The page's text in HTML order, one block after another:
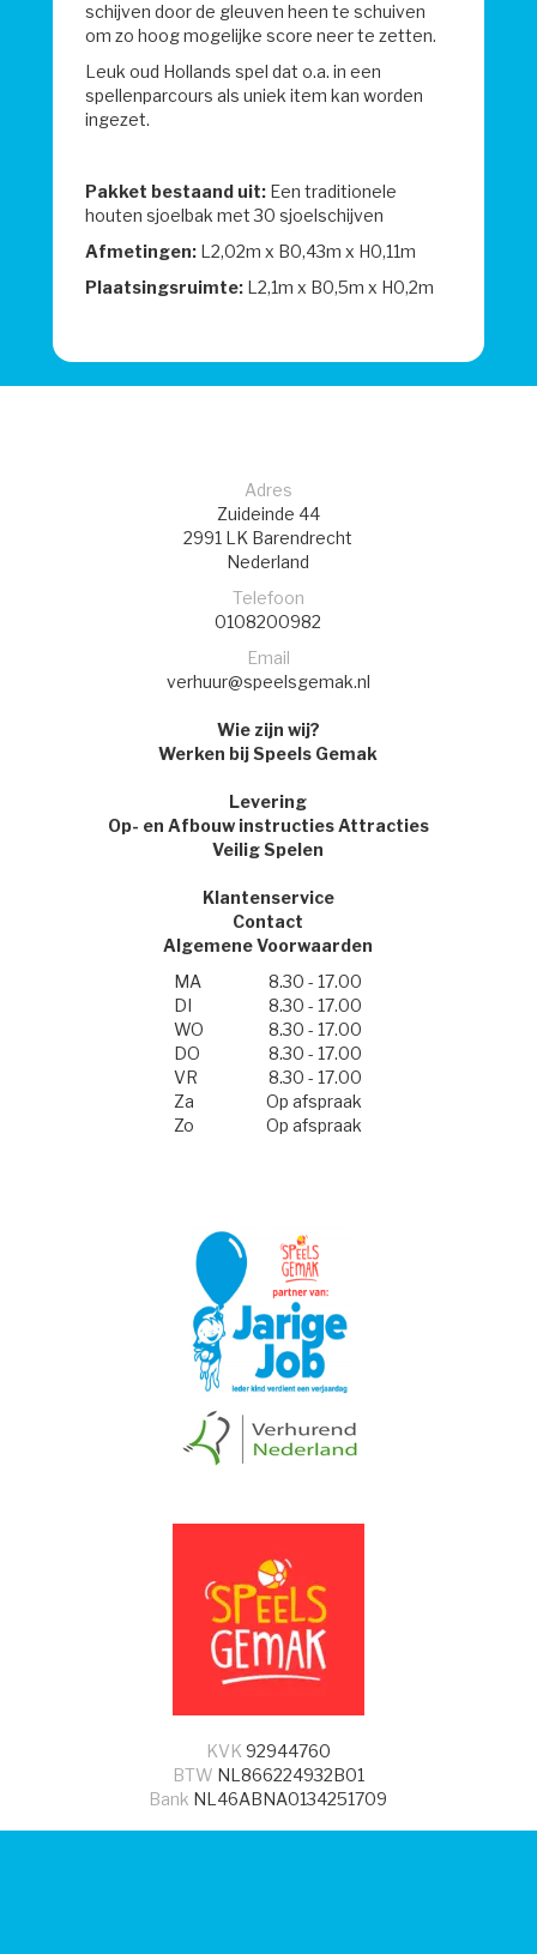
schijven door de gleuven heen te schuiven
om zo hoog mogelijke score neer te zetten.
Leuk oud Hollands spel dat o.a. in een
spellenparcours als uniek item kan worden
ingezet.
Pakket bestaand uit: Een traditionele
houten sjoelbak met 30 sjoelschijven
Afmetingen: L2,02m x B0,43m x H0,11m
Plaatsingsruimte: L2,1m x B0,5m x H0,2m
Adres
Zuideinde 44
2991 LK Barendrecht
Nederland
Telefoon
0108200982
Email
verhuur@speelsgemak.nl
Wie zijn wij?
Werken bij Speels Gemak
Levering
Op- en Afbouw instructies Attracties
Veilig Spelen
Klantenservice
Contact
Algemene Voorwaarden
MA
8.30 - 17.00
DI
8.30 - 17.00
WO
8.30 - 17.00
DO
8.30 - 17.00
VR
8.30 - 17.00
Za
Op afspraak
Zo
Op afspraak
KVK 92944760
BTW NL866224932B01
Bank NL46ABNA0134251709